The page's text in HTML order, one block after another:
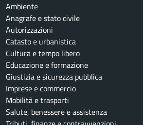
Ambiente
Anagrafe e stato civile
Autorizzazioni
Catasto e urbanistica
Cultura e tempo libero
Educazione e formazione
Giustizia e sicurezza pubblica
Imprese e commercio
Mobilità e trasporti
Salute, benessere e assistenza